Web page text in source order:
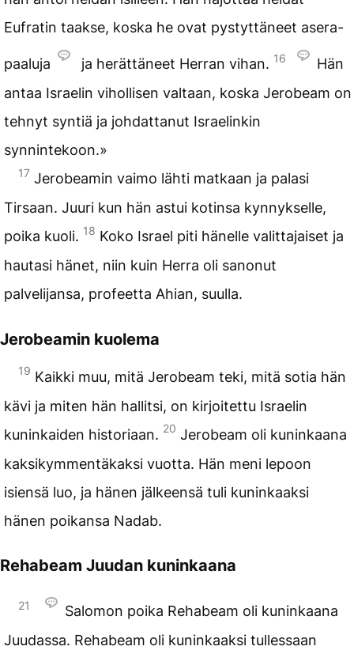
Eufratin taakse, koska he ovat pystyttäneet asera-
paaluja ja herättäneet Herran vihan. 16
Hän
antaa Israelin vihollisen valtaan, koska Jerobeam on
tehnyt syntiä ja johdattanut Israelinkin
synnintekoon.»
17 Jerobeamin vaimo lähti matkaan ja palasi
Tirsaan. Juuri kun hän astui kotinsa kynnykselle,
poika kuoli. 18 Koko Israel piti hänelle valittajaiset ja
hautasi hänet, niin kuin Herra oli sanonut
palvelijansa, profeetta Ahian, suulla.
Jerobeamin kuolema
19 Kaikki muu, mitä Jerobeam teki, mitä sotia hän
kävi ja miten hän hallitsi, on kirjoitettu Israelin
kuninkaiden historiaan. 20 Jerobeam oli kuninkaana
kaksikymmentäkaksi vuotta. Hän meni lepoon
isiensä luo, ja hänen jälkeensä tuli kuninkaaksi
hänen poikansa Nadab.
Rehabeam Juudan kuninkaana
21
Salomon poika Rehabeam oli kuninkaana
Juudassa. Rehabeam oli kuninkaaksi tullessaan